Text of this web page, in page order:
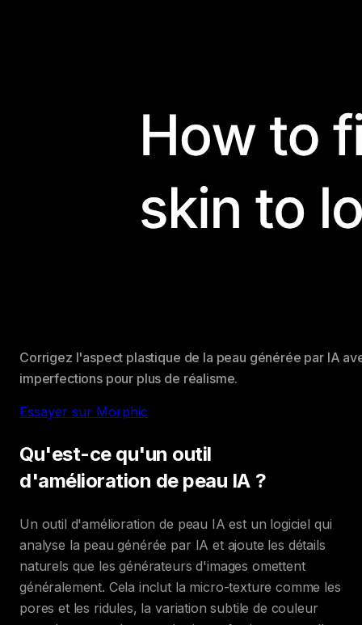
Corrigez l'aspect plastique de la peau générée par IA
imperfections pour plus de réalisme.
Essayer sur Morphic
Qu'est-ce qu'un outil
d'amélioration de peau IA ?
Un outil d'amélioration de peau IA est un logiciel qui
analyse la peau générée par IA et ajoute les détails
naturels que les générateurs d'images omettent
généralement. Cela inclut la micro-texture comme les
pores et les ridules, la variation subtile de couleur